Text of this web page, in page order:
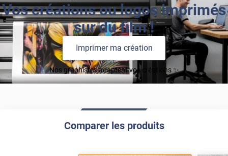
Vos créations ou logos imprimés
sur du film !
Imprimer ma création
Nos graphistes adaptent vos créations ✨
Comparer les produits